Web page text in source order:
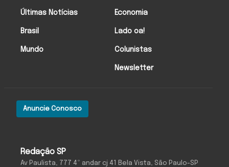
Redação SP
Av Paulista, 777 4º andar cj 41 Bela Vista, São Paulo-SP
Anuncie Conosco
Últimas Notícias
Brasil
Mundo
Economia
Lado oa!
Colunistas
Newsletter